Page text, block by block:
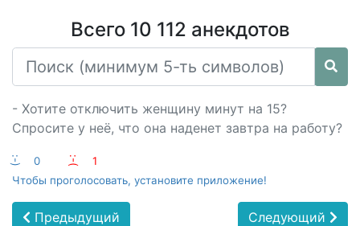
Всего 10 112 анекдотов
- Хотите отключить женщину минут на 15?
Спросите у неё, что она наденет завтра на работу?
:-) 0 :-(
1
Чтобы проголосовать, установите приложение!
Предыдущий Следующий